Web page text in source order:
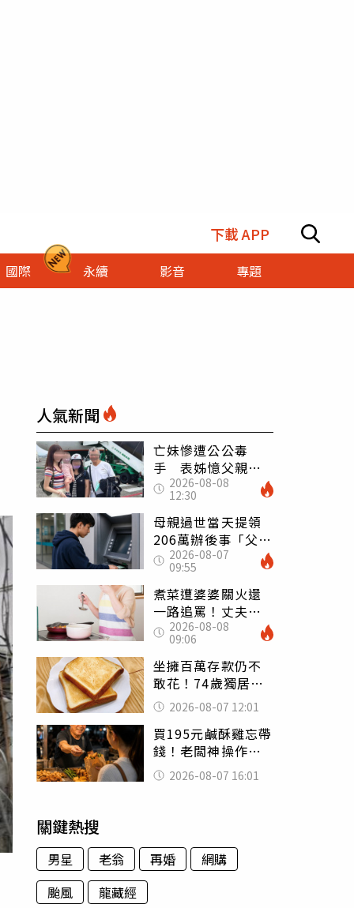
下載 APP
國際 永續 影音 專題
人氣新聞
亡妹慘遭公公毒
手 表姊憶父親節
前夕：小舅舅仍到
殯儀館陪她說話
2026-08-08
12:30
母親過世當天提領
206萬辦後事「父子
遭判刑」 律師：
搶錢先下手是罪
2026-08-07
09:55
煮菜遭婆婆關火還
一路追罵！丈夫勸
別計較「媽媽老
了」 人妻超崩
潰：我像台傭
2026-08-08
09:06
坐擁百萬存款仍不
敢花！74歲獨居翁
「1餐只吃1片吐
司」 半年後暴瘦
嚇壞女兒
2026-08-07 12:01
買195元鹹酥雞忘帶
錢！老闆神操作
「倒找5元」 全網
看哭：這就是台灣
2026-08-07 16:01
關鍵熱搜
男星 老翁 再婚
網購
颱風
龍藏經